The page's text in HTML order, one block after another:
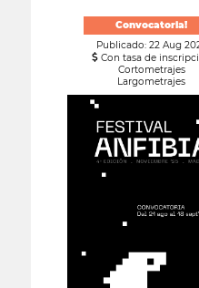
Convocatoria!
Publicado: 22 Aug
Con tasa de
Cortometrajes
Largometrajes